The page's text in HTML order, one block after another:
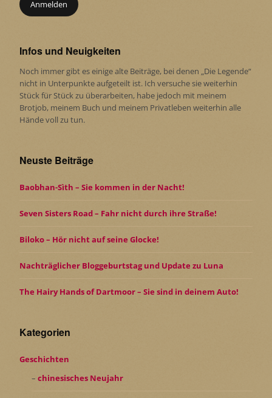
Infos und Neuigkeiten
Noch immer gibt es einige alte Beiträge, bei denen „Die Legende“
nicht in Unterpunkte aufgeteilt ist. Ich versuche sie weiterhin
Stück für Stück zu überarbeiten, habe jedoch mit meinem
Brotjob, meinem Buch und meinem Privatleben weiterhin alle
Hände voll zu tun.
Neuste Beiträge
Baobhan-Sìth – Sie kommen in der Nacht!
Seven Sisters Road – Fahr nicht durch ihre Straße!
Biloko – Hör nicht auf seine Glocke!
Nachträglicher Bloggeburtstag und Update zu Luna
The Hairy Hands of Dartmoor – Sie sind in deinem Auto!
Kategorien
Geschichten
chinesisches Neujahr